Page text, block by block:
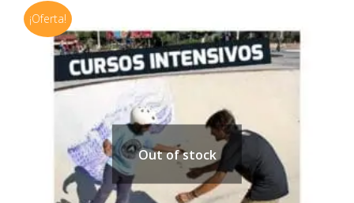
variantes.
Las
se
pueden
elegir
en
la
¡Oferta!
Out of stock